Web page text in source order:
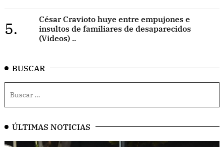
5.
César Cravioto huye entre empujones e
insultos de familiares de desaparecidos
(Videos) ..
BUSCAR
ÚLTIMAS NOTICIAS